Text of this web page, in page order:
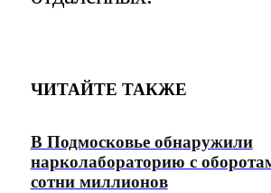
ЧИТАЙТЕ ТАКЖЕ
В Подмосковье обнаружили
нарколабораторию с
сотни миллионов